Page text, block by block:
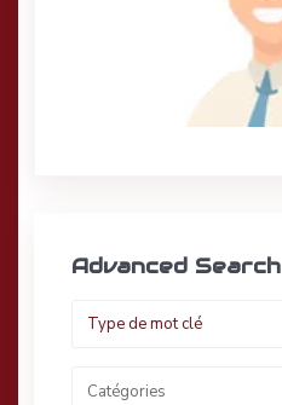
Advanced Search
Catégories